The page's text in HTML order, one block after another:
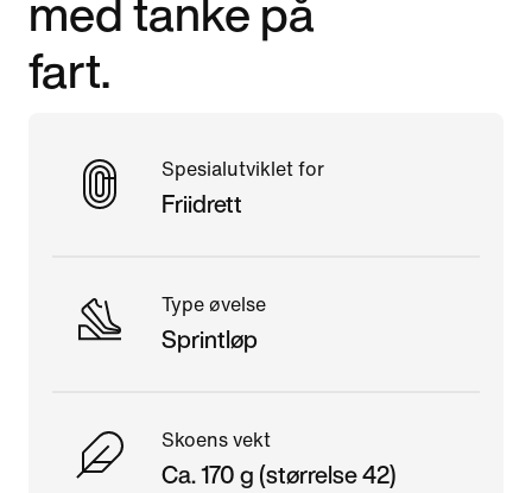
fart.
Spesialutviklet for
Friidrett
Type øvelse
Sprintløp
Skoens vekt
Ca. 170 g (størrelse 42)